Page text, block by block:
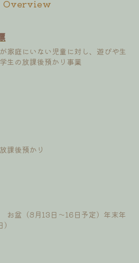
Overview
家庭にいない児童に対し、遊びや生
生の放課後預かり事業
課後預かり
お盆（8月13日〜16日予定）年末年